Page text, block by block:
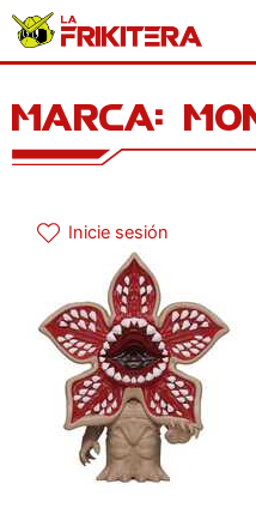
contenido
Marca:
Inicie sesión